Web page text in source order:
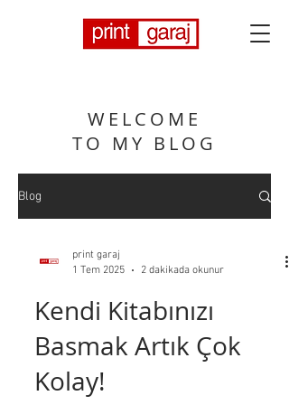
WELCOME
TO MY BLOG
Blog
print garaj
1 Tem 2025
2 dakikada okunur
Kendi Kitabınızı
Basmak Artık Çok
Kolay!